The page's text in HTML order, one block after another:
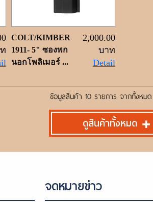
COLT/KIMBER
1911- 5" ซองพก
นอกโพลิเมอร์ ...
2,000.00
บาท
Detail
ข้อมูลสินค้า 10 รายการ จากทั้งหมด
ดูสินค้าทั้งหมด
จดหมายข่าว